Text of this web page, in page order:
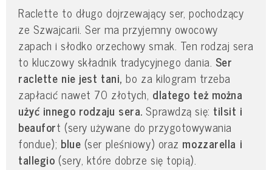
Raclette to długo dojrzewający ser, pochodzący
ze Szwajcarii. Ser ma przyjemny owocowy
zapach i słodko orzechowy smak. Ten rodzaj sera
to kluczowy składnik tradycyjnego dania. Ser
raclette nie jest tani, bo za kilogram trzeba
zapłacić nawet 70 złotych, dlatego też można
użyć innego rodzaju sera.Sprawdzą się: tilsit i
beaufort (sery używane do przygotowywania
fondue); blue (ser pleśniowy) oraz mozzarella i
tallegio (sery, które dobrze się topią).